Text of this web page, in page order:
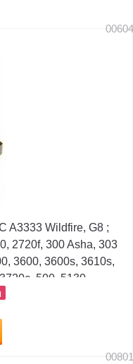
A3333 Wildfire, G8 ;
2720f, 300 Asha, 303
3600, 3600s, 3610s,
500, 5130,...